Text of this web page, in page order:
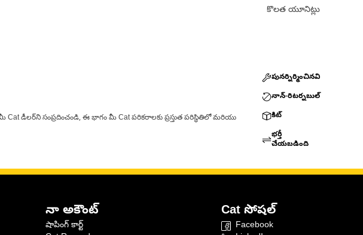
కొలత యూనిట్లు
డీలర్‌ని సంప్రదించండి, ఈ భాగం మీ Cat పరికరాలకు ప్రస్తుత పరిస్థితిలో మరియు
పునర్నిర్మించినవి
నాన్-రిటర్నబుల్
కిట్
భర్తీ
చేయబడింది
నా అకౌంట్
షాపింగ్ కార్ట్
Cat సోషల్
Facebook